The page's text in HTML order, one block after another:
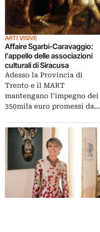
ARTI VISIVE
Affaire Sgarbi-Caravaggio:
l’appello delle associazioni
culturali di Siracusa
Adesso la Provincia di
Trento e il MART
mantengano l’impegno dei
350mila euro promessi da…